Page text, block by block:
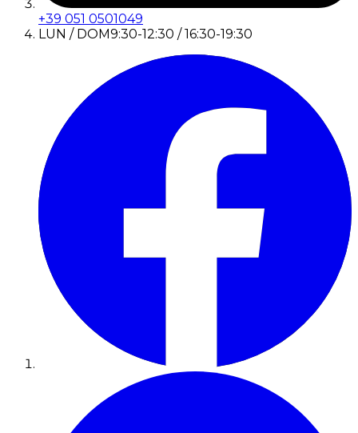
+39 051 0501049
LUN / DOM9:30-12:30 / 16:30-19:30